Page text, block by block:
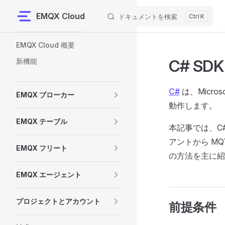
Skip to content
EMQX Cloud ドキュメントを検索 K
EMQX Cloud 概要
新機能
EMQX ブローカー
EMQX テーブル
EMQX フリート
EMQX エージェント
プロジェクトとアカウント
C#
C# は、
動作します。
本記事では、
アントから
の方法を主に
前提条件